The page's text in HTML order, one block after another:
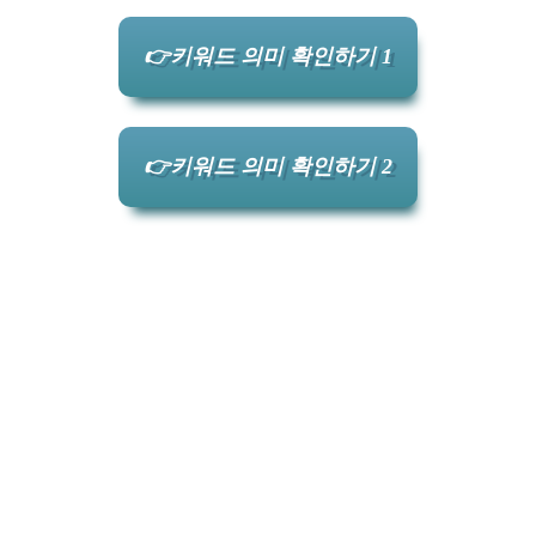
👉키워드 의미 확인하기 1
👉키워드 의미 확인하기 2